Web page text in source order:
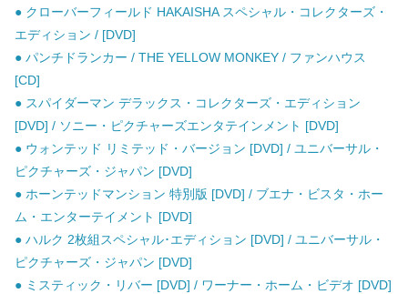
● クローバーフィールド HAKAISHA スペシャル・コレクターズ・
エディション / [DVD]
● パンチドランカー / THE YELLOW MONKEY / ファンハウス
[CD]
● スパイダーマン デラックス・コレクターズ・エディション
[DVD] / ソニー・ピクチャーズエンタテインメント [DVD]
● ウォンテッド リミテッド・バージョン [DVD] / ユニバーサル・
ピクチャーズ・ジャパン [DVD]
● ホーンテッドマンション 特別版 [DVD] / ブエナ・ビスタ・ホー
ム・エンターテイメント [DVD]
● ハルク 2枚組スペシャル･エディション [DVD] / ユニバーサル・
ピクチャーズ・ジャパン [DVD]
● ミスティック・リバー [DVD] / ワーナー・ホーム・ビデオ [DVD]